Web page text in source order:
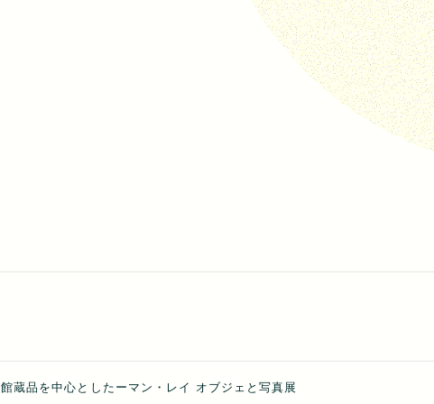
館蔵品を中心としたーマン・レイ オブジェと写真展